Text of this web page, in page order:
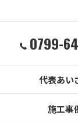
0799-
代表あい
施工事